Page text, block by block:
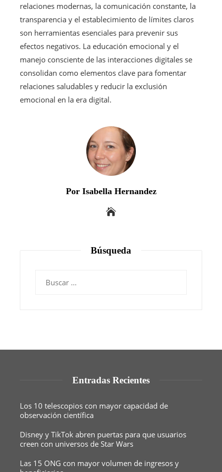
relaciones modernas, la comunicación constante, la
transparencia y el establecimiento de límites claros
son herramientas esenciales para prevenir sus
efectos negativos. La educación emocional y el
manejo consciente de las interacciones digitales se
consolidan como elementos clave para fomentar
relaciones saludables y reducir la exclusión
emocional en la era digital.
Por Isabella Hernandez
Búsqueda
Entradas Recientes
Los 10 telescopios con mayor capacidad de
observación científica
Disney y TikTok abren puertas para que usuarios
creen con universos de Star Wars
Las 15 ONG con mayor volumen de ingresos y